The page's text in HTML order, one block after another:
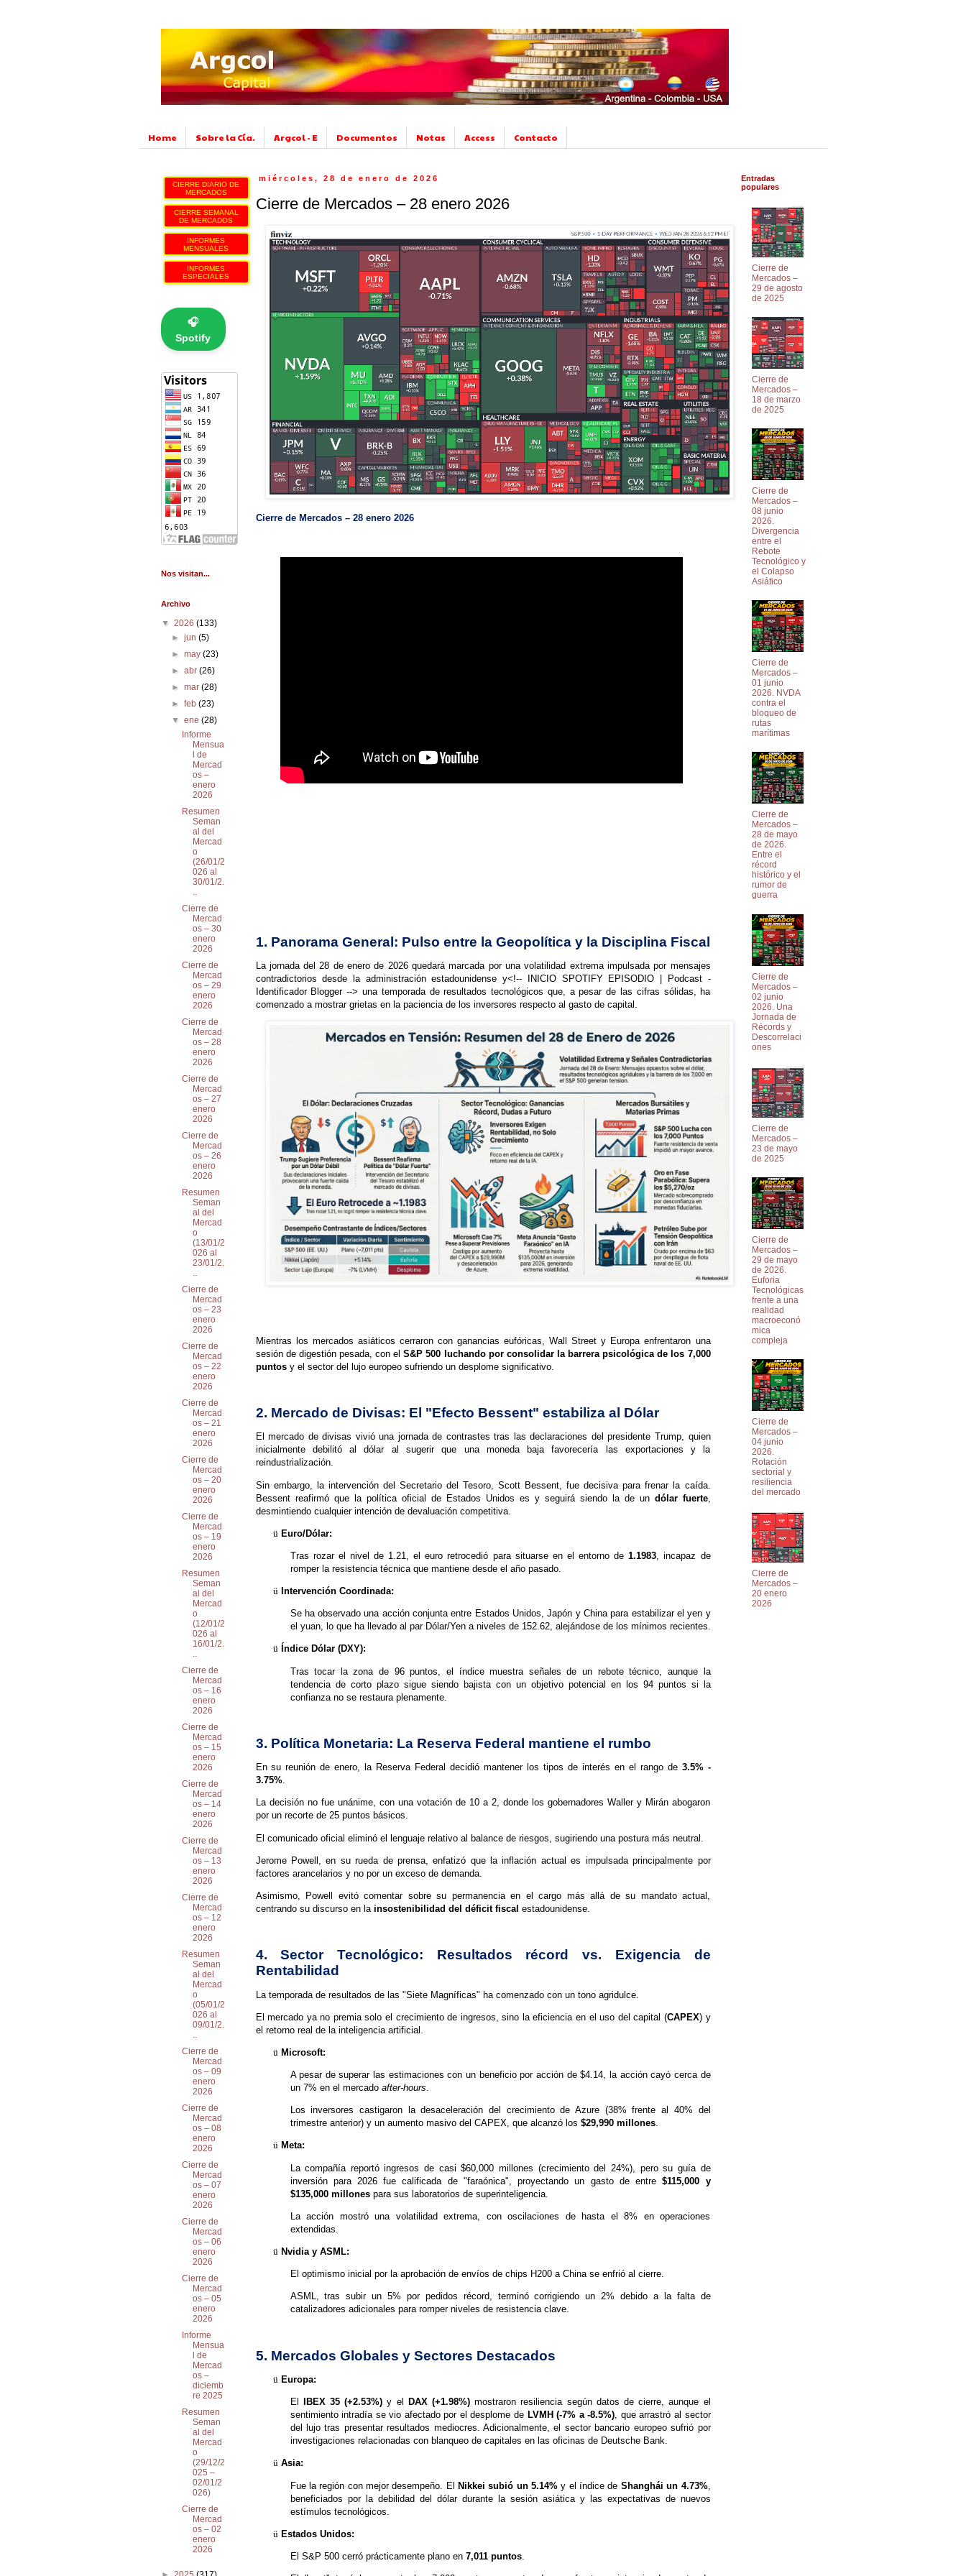
Home Sobre la Cía. Argcol - E Documentos Notas Access Contacto
miércoles, 28 de enero de 2026
Cierre de Mercados – 28 enero 2026
Cierre de Mercados – 28 enero 2026
1. Panorama General: Pulso entre la Geopolítica y la Disciplina Fiscal
La jornada del 28 de enero de 2026 quedará marcada por una volatilidad extrema impulsada por mensajes
contradictorios desde la administración estadounidense y<!-- INICIO SPOTIFY EPISODIO | Podcast -
Identificador Blogger --> una temporada de resultados tecnológicos que, a pesar de las cifras sólidas, ha
comenzado a mostrar grietas en la paciencia de los inversores respecto al gasto de capital.
Mientras los mercados asiáticos cerraron con ganancias eufóricas, Wall Street y Europa enfrentaron una
sesión de digestión pesada, con elS&P 500 luchando por consolidar la barrera psicológica de los 7,000
puntosy el sector del lujo europeo sufriendo un desplome significativo.
2. Mercado de Divisas: El "Efecto Bessent" estabiliza al Dólar
El mercado de divisas vivió una jornada de contrastes tras las declaraciones del presidente Trump, quien
inicialmente debilitó al dólar al sugerir que una moneda baja favorecería las exportaciones y la
reindustrialización.
Sin embargo, la intervención del Secretario del Tesoro, Scott Bessent, fue decisiva para frenar la caída.
Bessent reafirmó que la política oficial de Estados Unidos es y seguirá siendo la de un dólar fuerte,
desmintiendo cualquier intención de devaluación competitiva.
ü Euro/Dólar:
Tras rozar el nivel de 1.21, el euro retrocedió para situarse en el entorno de1.1983 , incapaz de
romper la resistencia técnica que mantiene desde el año pasado.
ü Intervención Coordinada:
Se ha observado una acción conjunta entre Estados Unidos, Japón y China para estabilizar el yen y
el yuan, lo que ha llevado al par Dólar/Yen a niveles de 152.62, alejándose de los mínimos recientes.
ü Índice Dólar (DXY):
Tras tocar la zona de 96 puntos, el índice muestra señales de un rebote técnico, aunque la
tendencia de corto plazo sigue siendo bajista con un objetivo potencial en los 94 puntos si la
confianza no se restaura plenamente.
3. Política Monetaria: La Reserva Federal mantiene el rumbo
En su reunión de enero, la Reserva Federal decidió mantener los tipos de interés en el rango de 3.5% -
3.75%.
La decisión no fue unánime, con una votación de 10 a 2, donde los gobernadores Waller y Mirán abogaron
por un recorte de 25 puntos básicos.
El comunicado oficial eliminó el lenguaje relativo al balance de riesgos, sugiriendo una postura más neutral.
Jerome Powell, en su rueda de prensa, enfatizó que la inflación actual es impulsada principalmente por
factores arancelarios y no por un exceso de demanda.
Asimismo, Powell evitó comentar sobre su permanencia en el cargo más allá de su mandato actual,
centrando su discurso en la insostenibilidad del déficit fiscal estadounidense.
4. Sector Tecnológico: Resultados récord vs. Exigencia de
Rentabilidad
La temporada de resultados de las "Siete Magníficas" ha comenzado con un tono agridulce.
El mercado ya no premia solo el crecimiento de ingresos, sino la eficiencia en el uso del capital (CAPEX) y
el retorno real de la inteligencia artificial.
ü Microsoft:
A pesar de superar las estimaciones con un beneficio por acción de $4.14, la acción cayó cerca de
un 7% en el mercado after-hours.
Los inversores castigaron la desaceleración del crecimiento de Azure (38% frente al 40% del
trimestre anterior) y un aumento masivo del CAPEX, que alcanzó los $29,990 millones.
ü Meta:
La compañía reportó ingresos de casi $60,000 millones (crecimiento del 24%), pero su guía de
inversión para 2026 fue calificada de "faraónica", proyectando un gasto de entre$115,000 y
$135,000 millonespara sus laboratorios de superinteligencia.
La acción mostró una volatilidad extrema, con oscilaciones de hasta el 8% en operaciones
extendidas.
ü Nvidia y ASML:
El optimismo inicial por la aprobación de envíos de chips H200 a China se enfrió al cierre.
ASML, tras subir un 5% por pedidos récord, terminó corrigiendo un 2% debido a la falta de
catalizadores adicionales para romper niveles de resistencia clave.
5. Mercados Globales y Sectores Destacados
ü Europa:
El IBEX 35 (+2.53%) y el DAX (+1.98%)mostraron resiliencia según datos de cierre, aunque el
sentimiento intradía se vio afectado por el desplome de LVMH (-7% a -8.5%), que arrastró al sector
del lujo tras presentar resultados mediocres. Adicionalmente, el sector bancario europeo sufrió por
investigaciones relacionadas con blanqueo de capitales en las oficinas de Deutsche Bank.
ü Asia:
Fue la región con mejor desempeño. El Nikkei subió un 5.14% y el índice de Shanghái un 4.73%,
beneficiados por la debilidad del dólar durante la sesión asiática y las expectativas de nuevos
estímulos tecnológicos.
ü Estados Unidos:
El S&P 500 cerró prácticamente plano en 7,011 puntos.
CIERRE DIARIO DE
MERCADOS
CIERRE SEMANAL
DE MERCADOS
INFORMES
MENSUALES
INFORMES
ESPECIALES
🎧
Spotify
Nos visitan...
Archivo
▼ 2026 (133)
► jun (5)
► may (23)
► abr (26)
► mar (28)
► feb (23)
▼ ene (28)
Informe
Mensua
l de
Mercad
os –
enero
2026
Resumen
Seman
al del
Mercad
o
(26/01/2
026 al
30/01/2.
..
Cierre de
Mercad
os – 30
enero
2026
Cierre de
Mercad
os – 29
enero
2026
Cierre de
Mercad
os – 28
enero
2026
Cierre de
Mercad
os – 27
enero
2026
Cierre de
Mercad
os – 26
enero
2026
Resumen
Seman
al del
Mercad
o
(13/01/2
026 al
23/01/2.
..
Cierre de
Mercad
os – 23
enero
2026
Cierre de
Mercad
os – 22
enero
2026
Cierre de
Mercad
os – 21
enero
2026
Cierre de
Mercad
os – 20
enero
2026
Cierre de
Mercad
os – 19
enero
2026
Resumen
Seman
al del
Mercad
o
(12/01/2
026 al
16/01/2.
..
Cierre de
Mercad
os – 16
enero
2026
Cierre de
Mercad
os – 15
enero
2026
Cierre de
Mercad
os – 14
enero
2026
Cierre de
Mercad
os – 13
enero
2026
Cierre de
Mercad
os – 12
enero
2026
Resumen
Seman
al del
Mercad
o
(05/01/2
026 al
09/01/2.
..
Cierre de
Mercad
os – 09
enero
2026
Cierre de
Mercad
os – 08
enero
2026
Cierre de
Mercad
os – 07
enero
2026
Cierre de
Mercad
os – 06
enero
2026
Cierre de
Mercad
os – 05
enero
2026
Informe
Mensua
l de
Mercad
os –
diciemb
re 2025
Resumen
Seman
al del
Mercad
o
(29/12/2
025 –
02/01/2
026)
Cierre de
Mercad
os – 02
enero
2026
Entradas
populares
Cierre de
Mercados –
29 de agosto
de 2025
Cierre de
Mercados –
18 de marzo
de 2025
Cierre de
Mercados –
08 junio
2026.
Divergencia
entre el
Rebote
Tecnológico y
el Colapso
Asiático
Cierre de
Mercados –
01 junio
2026. NVDA
contra el
bloqueo de
rutas
marítimas
Cierre de
Mercados –
28 de mayo
de 2026.
Entre el
récord
histórico y el
rumor de
guerra
Cierre de
Mercados –
02 junio
2026. Una
Jornada de
Récords y
Descorrelaci
ones
Cierre de
Mercados –
23 de mayo
de 2025
Cierre de
Mercados –
29 de mayo
de 2026.
Euforia
Tecnológicas
frente a una
realidad
macroeconó
mica
compleja
Cierre de
Mercados –
04 junio
2026.
Rotación
sectorial y
resiliencia
del mercado
Cierre de
Mercados –
20 enero
2026